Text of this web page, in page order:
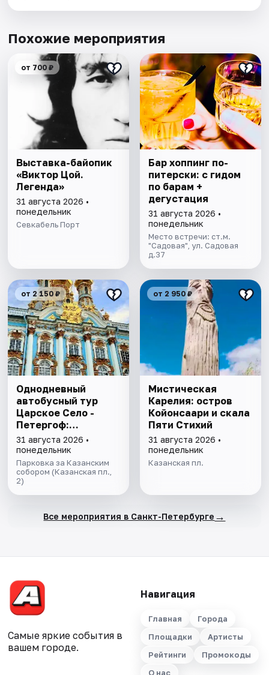
Похожие мероприятия
от 700 ₽
Выставка-байопик
«Виктор Цой.
Легенда»
31 августа 2026 •
понедельник
Севкабель Порт
Бар хоппинг по-
питерски: с гидом
по барам +
дегустация
31 августа 2026 •
понедельник
Место встречи: ст.м.
"Садовая", ул. Садовая
д.37
от 2 150 ₽
Однодневный
автобусный тур
Царское Село -
Петергоф:
"Янтарная комната
и Фонтаны
Петергофа за 1
день"
31 августа 2026 •
понедельник
Парковка за Казанским
собором (Казанская пл.,
2)
от 2 950 ₽
Мистическая
Карелия: остров
Койонсаари и скала
Пяти Стихий
31 августа 2026 •
понедельник
Казанская пл.
Все мероприятия в Санкт-Петербурге →
Самые яркие события в
вашем городе.
Навигация
Главная
Города
Площадки
Артисты
Рейтинги
Промокоды
О нас